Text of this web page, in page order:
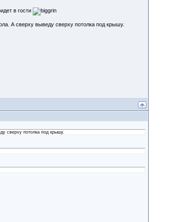
в гости
А сверху выведу сверху потолка под крышу.
сверху потолка под крышу.